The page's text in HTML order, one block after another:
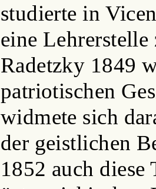
studierte in
eine
Radetzky 1849
patriotischen
widmete sich
der geistlichen
1852 auch